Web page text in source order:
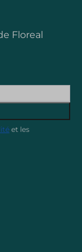
Floreal
et les